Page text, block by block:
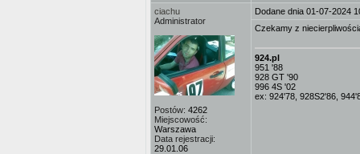
ciachu
Administrator
Postów: 4262
Miejscowość:
Warszawa
Data rejestracji:
29.01.06
Dodane dnia 01-07-2024
Czekamy z
924.pl
951 '88
928 GT '90
996 4S '02
ex: 924'78, 928S2'86,